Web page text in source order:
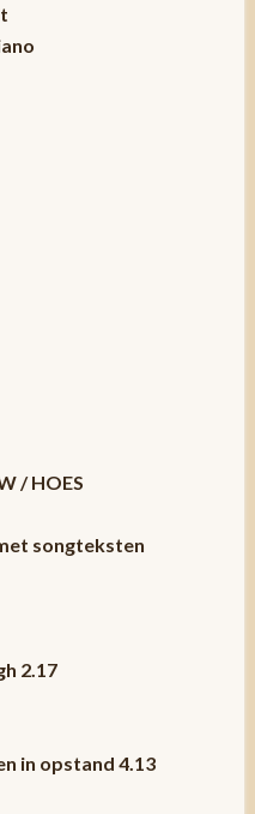
/ HOES
songteksten
2.17
in opstand 4.13